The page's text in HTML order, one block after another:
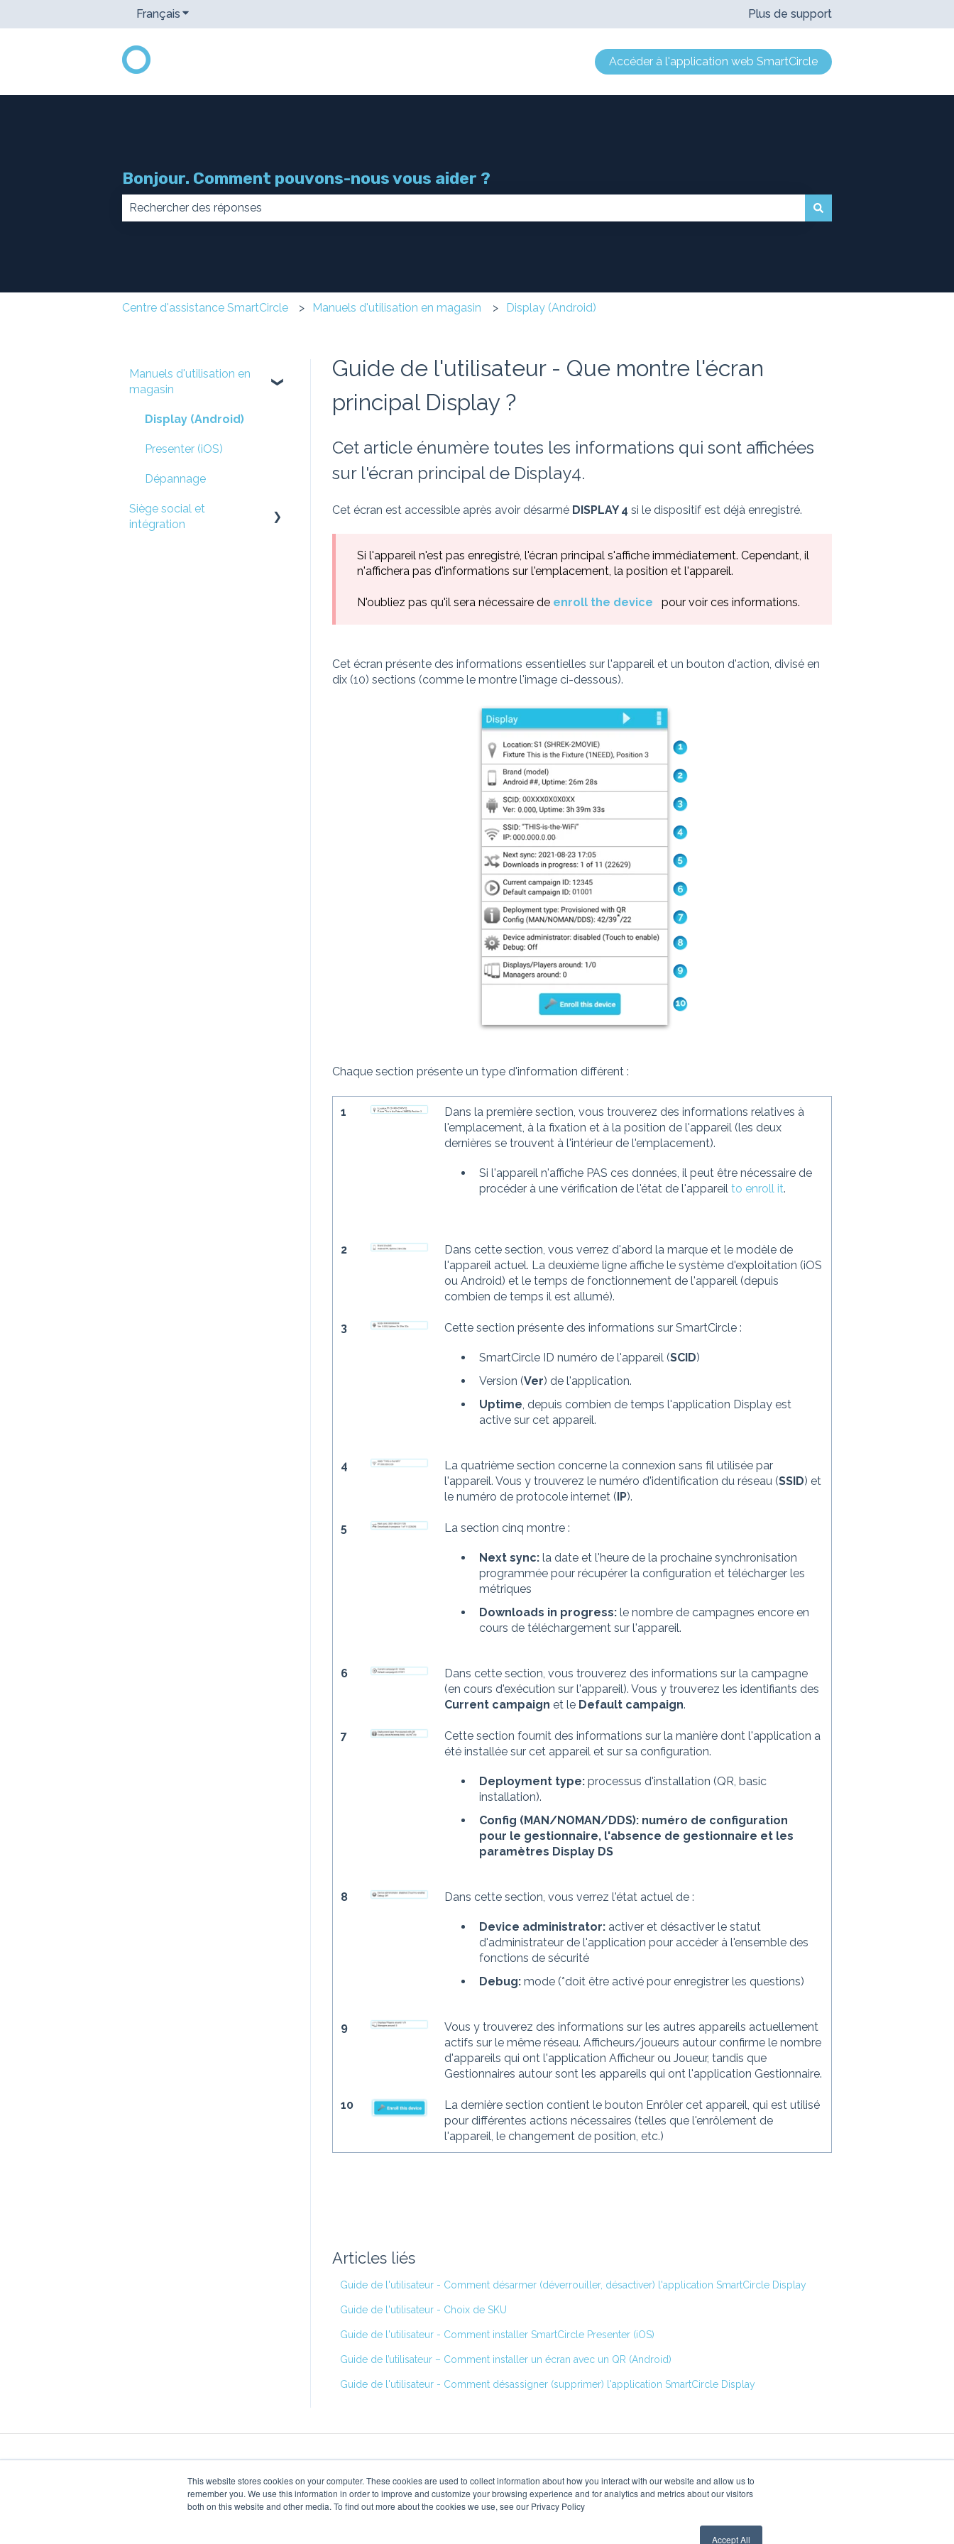
This website stores cookies on your computer. These cookies are used to collect information about how you interact with our website and allow us to
remember you. We use this information in order to improve and customize your browsing experience and for analytics and metrics about our visitors
both on this website and other media. To find out more about the cookies we use, see our Privacy Policy
Accept All
Français Afficher le sous-menu pour les traductions Plus de support
Accéder à l'application web SmartCircle
Bonjour. Comment pouvons-nous vous aider ?
Centre d'assistance SmartCircle Manuels d'utilisation en magasin Display (Android)
Guide de l'utilisateur - Que montre l'écran
principal Display ?
Cet article énumère toutes les informations qui sont affichées
sur l'écran principal de Display4.
Cet écran est accessible après avoir désarmé DISPLAY 4 si le dispositif est déjà enregistré.
Si l'appareil n'est pas enregistré, l'écran principal s'affiche immédiatement. Cependant, il
n'affichera pas d'informations sur l'emplacement, la position et l'appareil.
N'oubliez pas qu'il sera nécessaire de enroll the device pour voir ces informations.
Cet écran présente des informations essentielles sur l'appareil et un bouton d'action, divisé en
dix (10) sections (comme le montre l'image ci-dessous).
Chaque section présente un type d'information différent :
1
Dans la première section, vous trouverez des informations relatives à
l'emplacement, à la fixation et à la position de l'appareil (les deux
dernières se trouvent à l'intérieur de l'emplacement).
Si l'appareil n'affiche PAS ces données, il peut être nécessaire de
procéder à une vérification de l'état de l'appareilto enroll it.
2
Dans cette section, vous verrez d'abord la marque et le modèle de
l'appareil actuel. La deuxième ligne affiche le système d'exploitation (iOS
ou Android) et le temps de fonctionnement de l'appareil (depuis
combien de temps il est allumé).
3 Cette section présente des informations sur SmartCircle :
SmartCircle ID numéro de l'appareil (SCID)
Version (Ver) de l'application.
Uptime, depuis combien de temps l'application Display est
active sur cet appareil.
4
La quatrième section concerne la connexion sans fil utilisée par
l'appareil. Vous y trouverez le numéro d'identification du réseau (SSID) et
le numéro de protocole internet (IP).
5 La section cinq montre :
Next sync: la date et l'heure de la prochaine synchronisation
programmée pour récupérer la configuration et télécharger les
métriques
Downloads in progress: le nombre de campagnes encore en
cours de téléchargement sur l'appareil.
6
Dans cette section, vous trouverez des informations sur la campagne
(en cours d'exécution sur l'appareil). Vous y trouverez les identifiants des
Current campaignet le Default campaign.
7
Cette section fournit des informations sur la manière dont l'application a
été installée sur cet appareil et sur sa configuration.
Deployment type: processus d'installation (QR, basic
installation).
Config (MAN/NOMAN/DDS): numéro de configuration
pour le gestionnaire, l'absence de gestionnaire et les
paramètres Display DS
8 Dans cette section, vous verrez l'état actuel de :
Device administrator: activer et désactiver le statut
d'administrateur de l'application pour accéder à l'ensemble des
fonctions de sécurité
Debug:mode (*doit être activé pour enregistrer les questions)
9
Vous y trouverez des informations sur les autres appareils actuellement
actifs sur le même réseau. Afficheurs/joueurs autour confirme le nombre
d'appareils qui ont l'application Afficheur ou Joueur, tandis que
Gestionnaires autour sont les appareils qui ont l'application Gestionnaire.
10
La dernière section contient le bouton Enrôler cet appareil, qui est utilisé
pour différentes actions nécessaires (telles que l'enrôlement de
l'appareil, le changement de position, etc.)
Articles liés
Guide de l'utilisateur - Comment désarmer (déverrouiller, désactiver) l'application SmartCircle Display
Guide de l'utilisateur - Choix de SKU
Guide de l'utilisateur - Comment installer SmartCircle Presenter (iOS)
Guide de l’utilisateur – Comment installer un écran avec un QR (Android)
Guide de l'utilisateur - Comment désassigner (supprimer) l'application SmartCircle Display
Manuels d'utilisation en
magasin
Display (Android)
Presenter (iOS)
Dépannage
Siège social et
intégration
Donner vie à votre vision du commerce de détail